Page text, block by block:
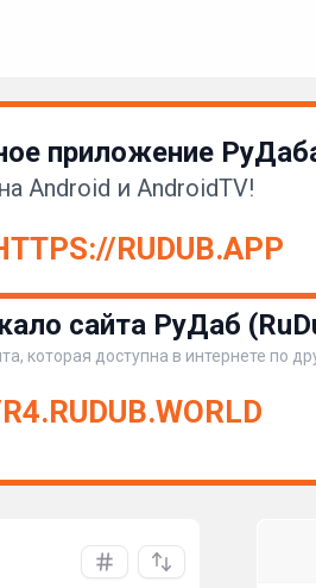
приложение
Android и AndroidTV!
RUDUB.APP
сайта РуДаб
которая доступна в интернете по